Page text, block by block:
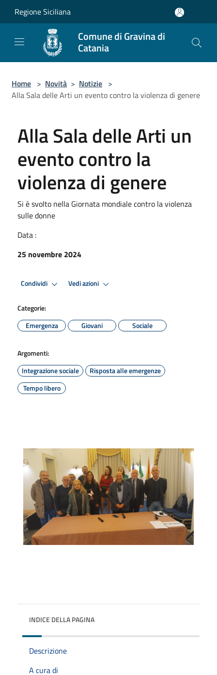
Regione Siciliana
Comune di Gravina di
Catania
Home > Novità > Notizie >
Alla Sala delle Arti un evento contro la violenza di genere
Alla Sala delle Arti un
evento contro la
violenza di genere
Si è svolto nella Giornata mondiale contro la violenza
sulle donne
Data :
25 novembre 2024
Condividi Vedi azioni
Categorie:
Emergenza
Giovani Sociale
Argomenti:
Integrazione sociale
Risposta alle emergenze
Tempo libero
INDICE DELLA PAGINA
Descrizione
A cura di